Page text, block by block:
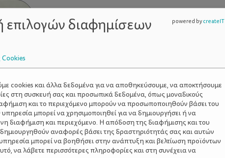
διαφημίσεων
Cookies
cookies και άλλα δεδομένα για να αποθηκεύσουμε, να αποκτήσουμε
στη συσκευή σας και προσωπικά δεδομένα, όπως μοναδικούς
και το περιεχόμενο μπορούν να προσωποποιηθούν βάσει του
μπορεί να χρησιμοποιηθεί για να δημιουργήσει ή να
διαφήμιση και περιεχόμενο. Η απόδοση της διαφήμισης και του
αναφορές βάσει της δραστηριότητάς σας και αυτών
μπορεί να βοηθήσει στην ανάπτυξη και βελτίωση προϊόντων
να λάβετε περισσότερες πληροφορίες και στη συνέχεια να
powered bycreateIT